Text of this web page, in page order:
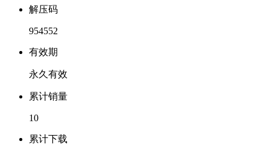
解压码
954552
有效期
永久有效
累计销量
10
累计下载